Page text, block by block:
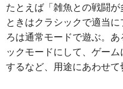
たとえば「雑魚との戦闘
ときはクラシックで適当
ろは通常モードで遊ぶ。
ックモードにして、ゲー
するなど、用途にあわせて